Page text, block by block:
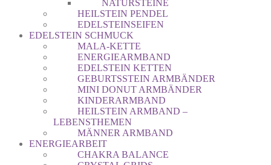
NATURSTEINE
HEILSTEIN PENDEL
EDELSTEINSEIFEN
EDELSTEIN SCHMUCK
MALA-KETTE
ENERGIEARMBAND
EDELSTEIN KETTEN
GEBURTSSTEIN ARMBÄNDER
MINI DONUT ARMBÄNDER
KINDERARMBAND
HEILSTEIN ARMBAND –
LEBENSTHEMEN
MÄNNER ARMBAND
ENERGIEARBEIT
CHAKRA BALANCE